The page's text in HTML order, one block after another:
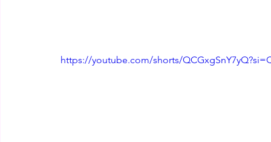
https://youtube.com/shorts/